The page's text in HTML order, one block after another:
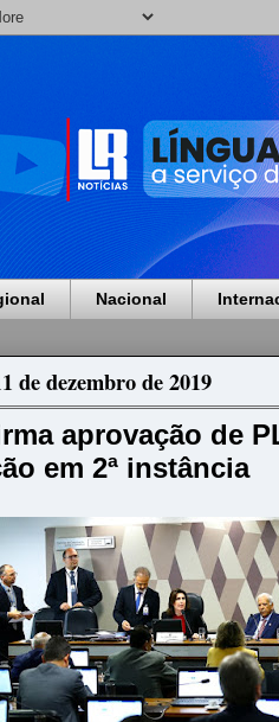
Nacional
de dezembro de 2019
aprovação de
em 2ª instância